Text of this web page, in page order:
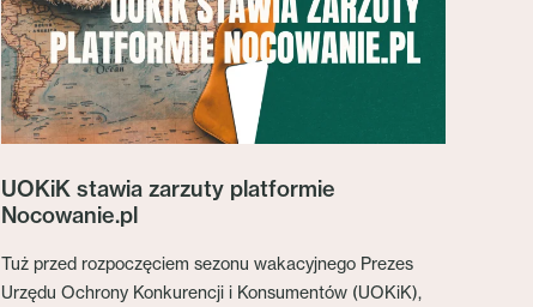
UOKiK stawia zarzuty platformie
Nocowanie.pl
Tuż przed rozpoczęciem sezonu wakacyjnego Prezes
Urzędu Ochrony Konkurencji i Konsumentów (UOKiK),